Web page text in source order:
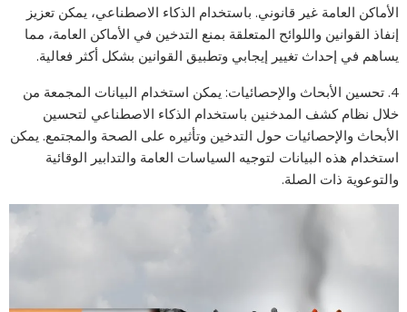
الأماكن العامة غير قانوني. باستخدام الذكاء الاصطناعي، يمكن تعزيز
إنفاذ القوانين واللوائح المتعلقة بمنع التدخين في الأماكن العامة، مما
يساهم في إحداث تغيير إيجابي وتطبيق القوانين بشكل أكثر فعالية.
4. تحسين الأبحاث والإحصائيات: يمكن استخدام البيانات المجمعة من
خلال نظام كشف المدخنين باستخدام الذكاء الاصطناعي لتحسين
الأبحاث والإحصائيات حول التدخين وتأثيره على الصحة والمجتمع. يمكن
استخدام هذه البيانات لتوجيه السياسات العامة والتدابير الوقائية
والتوعوية ذات الصلة.